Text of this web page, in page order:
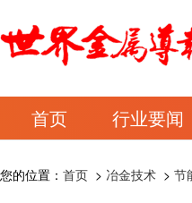
首页 行业要闻
您的位置： 首页 > 冶金技术 > 节